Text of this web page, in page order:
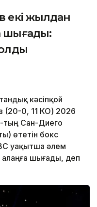
екі жылдан
шығады:
кәсіпқой
(20-0, 11 КО) 2026
тың Сан-Диего
өтетін бокс
уақытша әлем
шығады, деп